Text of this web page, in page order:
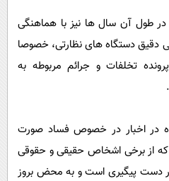
فرهنگی
خارجی
طول آن سال ها نیز با هماهنگی
دقیق دستگاه های نظارتی، خصوصا
تخلفات و جرائم مربوطه به
در اخبار در خصوص فساد صورت
که از برخی اشخاص حقیقی و حقوقی
در دست پیگیری است و به محض بروز